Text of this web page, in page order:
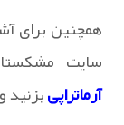
همچنین برای
سایت
آرماتراپیبزنید